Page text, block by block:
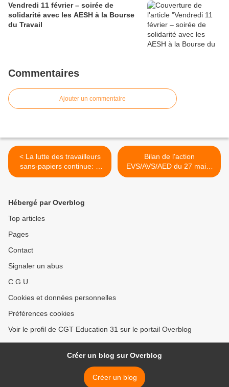
Vendredi 11 février – soirée de
solidarité avec les AESH à la Bourse
du Travail
Commentaires
Ajouter un commentaire
< La lutte des travailleurs
sans-papiers continue: 2
rassemblements de
Bilan de l'action
EVS/AVS/AED du 27 mai à
Toulouse >
Hébergé par Overblog
Top articles
Pages
Contact
Signaler un abus
C.G.U.
Cookies et données personnelles
Préférences cookies
Voir le profil de CGT Education 31 sur le portail Overblog
Créer un blog sur Overblog
Créer un blog